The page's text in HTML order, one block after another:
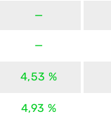
—
—
4,53 %
4,93 %